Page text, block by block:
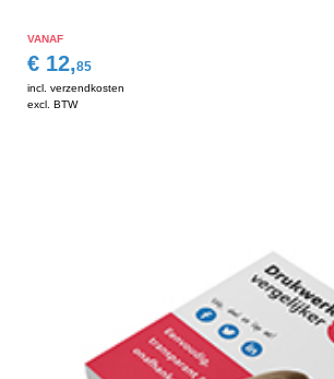
VANAF
€ 12,85
incl. verzendkosten
excl. BTW